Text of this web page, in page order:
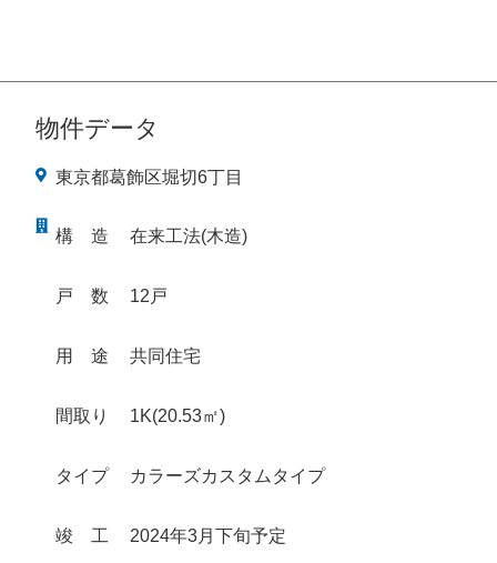
物件データ
東京都葛飾区堀切6丁目
構 造 在来工法(木造)
戸 数 12戸
用 途 共同住宅
間取り 1K(20.53㎡)
タイプ カラーズカスタムタイプ
竣 工 2024年3月下旬予定